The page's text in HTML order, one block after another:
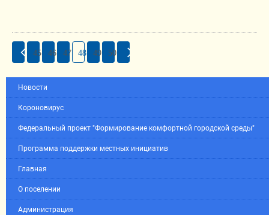
45 46 47 48 49 50
Новости
Короновирус
Федеральный проект "Формирование комфортной городской среды"
Программа поддержки местных инициатив
Главная
О поселении
Администрация